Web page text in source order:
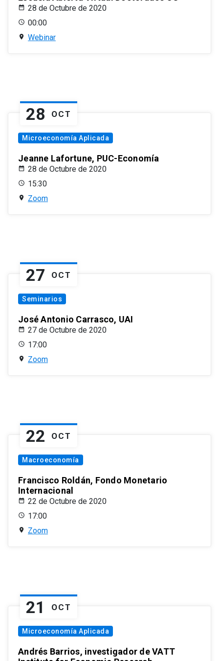
28 de Octubre de 2020
00:00
Webinar
28 OCT
Microeconomía Aplicada
Jeanne Lafortune, PUC-Economía
28 de Octubre de 2020
15:30
Zoom
27 OCT
Seminarios
José Antonio Carrasco, UAI
27 de Octubre de 2020
17:00
Zoom
22 OCT
Macroeconomía
Francisco Roldán, Fondo Monetario
Internacional
22 de Octubre de 2020
17:00
Zoom
21 OCT
Microeconomía Aplicada
Andrés Barrios, investigador de VATT